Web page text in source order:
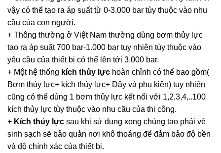
vậy có thể tạo ra áp suất từ 0-3.000 bar tùy thuộc vào nhu
cầu của con người.
+ Thông thường ở Việt Nam thường dùng bơm thủy lực
tao ra áp suất 700 bar-1.000 bar tuy nhiên tùy thuộc vào
yêu cầu của thiết bị có thể lên tới 3.000 bar.
+ Một hệ thống kích thủy lực hoàn chỉnh có thể bao gồm(
Bơm thủy lực+ kích thủy lực+ Dây và phụ kiện) tuy nhiên
cũng có thể dùng 1 bơm thủy lực kết nối với 1,2,3,4,..100
kích thủy lực tùy thuộc vào nhu cầu của thi công.
+ Kích thủy lực sau khi sử dụng xong chúng tao phải vệ
sinh sạch sẽ bảo quản nơi khô thoáng để đảm bảo độ bền
và độ chính xác của thiết bị.